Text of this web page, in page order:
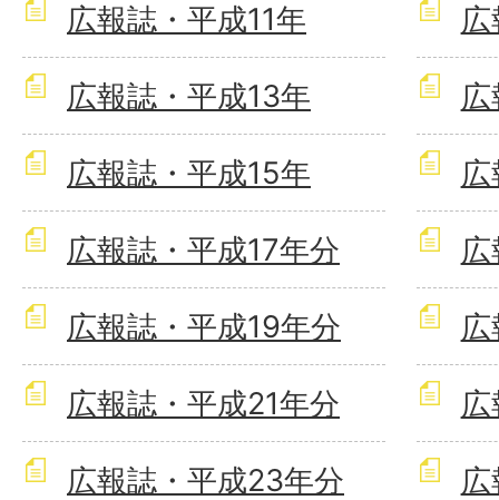
広報誌・平成11年
広報誌・平成13年
広報誌・平成15年
広報誌・平成17年分
広報誌・平成19年分
広報誌・平成21年分
広報誌・平成23年分